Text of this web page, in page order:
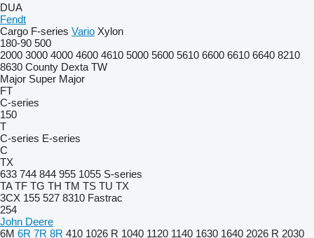
DUA
Fendt
Cargo F-series Vario Xylon
180-90 500
2000 3000 4000 4600 4610 5000 5600 5610 6600 6610 6640 8210
8630 County Dexta TW
Major Super Major
FT
C-series
150
T
C-series E-series
C
TX
633 744 844 955 1055 S-series
TA TF TG TH TM TS TU TX
3CX 155 527 8310 Fastrac
254
John Deere
6M 6R 7R 8R 410 1026 R 1040 1120 1140 1630 1640 2026 R 2030